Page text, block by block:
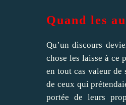
Quand les
Qu’un discours
chose les laisse à ce
en tout cas valeur de
de ceux qui
portée de leurs